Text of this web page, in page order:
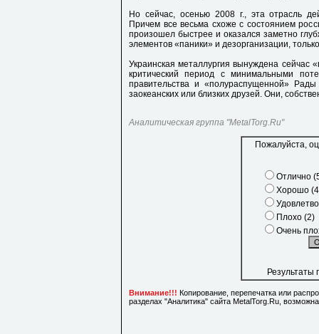
Но сейчас, осенью 2008 г., эта отрасль
Причем все весьма схоже с состоянием
произошел быстрее и оказался заметно
элементов «паники» и дезорганизации,
Украинская металлургия вынуждена сейчас
критический период с минимальными
правительства и «полураспущенной»
заокеанских или близких друзей. Они,
Аналитическая группа "MetalTorg.Ru"
Пожалуйста,
Отлично
Хорошо
Плохо (2)
Очень
Результаты
Внимание!!! Копирование, перепечатка или
разделах "Аналитика" сайта MetalTorg.Ru,